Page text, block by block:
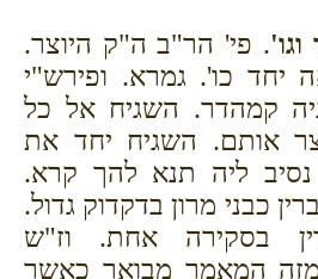
. פי' הר"ב ה"ק היוצר.
יחד כו'. גמרא. ופירש"י
קמהדר. השגיח אל כל
אותם. השגיח יחד את
ליה תנא להך קרא.
כבני מרון בדקדוק גדול.
בסקירה אחת. וז"ש
המאמר מבואר כאשר